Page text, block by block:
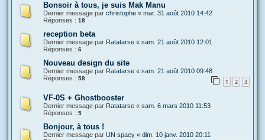
Bonsoir à tous, je suis Mak Manu
Dernier message par christophe « mar. 31 août 2010 14:42
Réponses : 18
reception beta
Dernier message par Ratatarse « sam. 21 août 2010 12:01
Réponses : 6
Nouveau design du site
Dernier message par Ratatarse « sam. 21 août 2010 09:48
Réponses : 58 1 2 3
VF-0S + Ghostbooster
Dernier message par Ratatarse « sam. 6 mars 2010 11:53
Réponses : 5
Bonjour, à tous !
Dernier message par UN spacy « dim. 10 janv. 2010 20:11